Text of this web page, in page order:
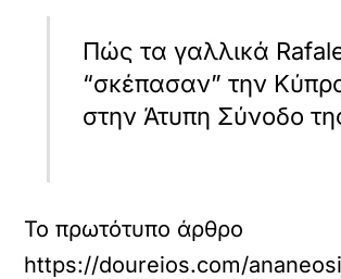
Πώς τα γαλλικά
“σκέπασαν” την
στην Άτυπη Σύνοδο
Το πρωτότυπο άρθρο
https://doureios.com/